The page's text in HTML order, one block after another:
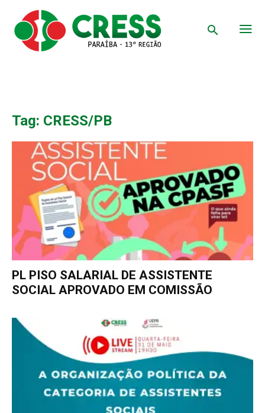
Tag: CRESS/PB
PL PISO SALARIAL DE ASSISTENTE
SOCIAL APROVADO EM COMISSÃO